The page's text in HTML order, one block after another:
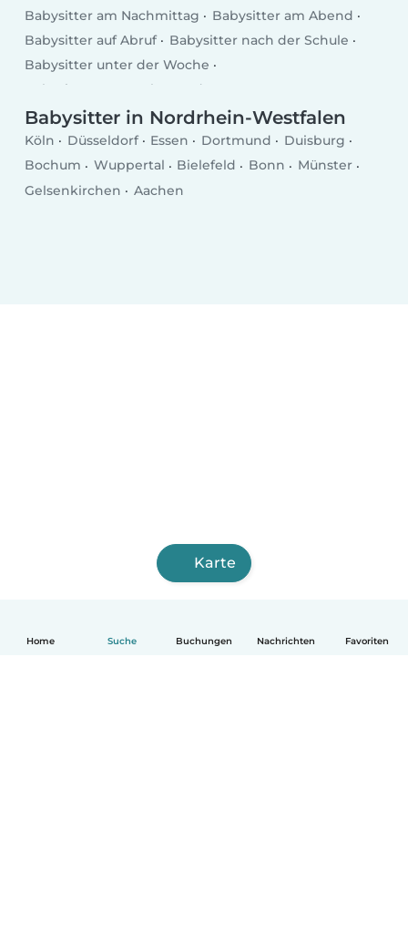
Home Suche Buchungen Nachrichten Favoriten
Babysitter am Nachmittag
Babysitter am Abend
Babysitter auf Abruf
Babysitter nach der Schule
Babysitter unter der Woche
Babysitter am Wochenende
Babysitter in Nordrhein-Westfalen
Köln Düsseldorf Essen Dortmund
Duisburg
Bochum
Wuppertal Bielefeld Bonn
Münster
Gelsenkirchen
Aachen
Karte